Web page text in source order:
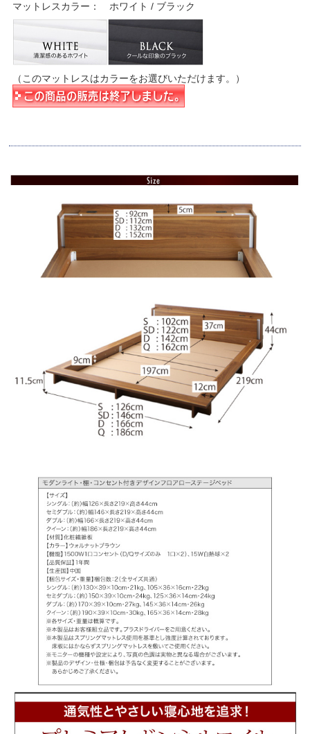
マットレスカラー： ホワイト / ブラック
（このマットレスはカラーをお選びいただけます。）